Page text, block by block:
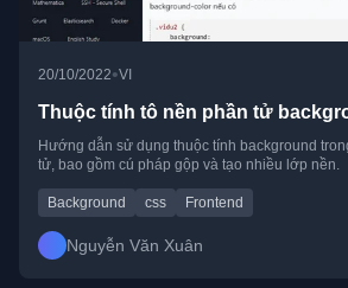
20/10/2022•VI
Thuộc tính tô nền phần tử
Hướng dẫn sử dụng thuộc tính background
tử, bao gồm cú pháp gộp và tạo nhiều lớp nền.
Background css Frontend
Nguyễn Văn Xuân